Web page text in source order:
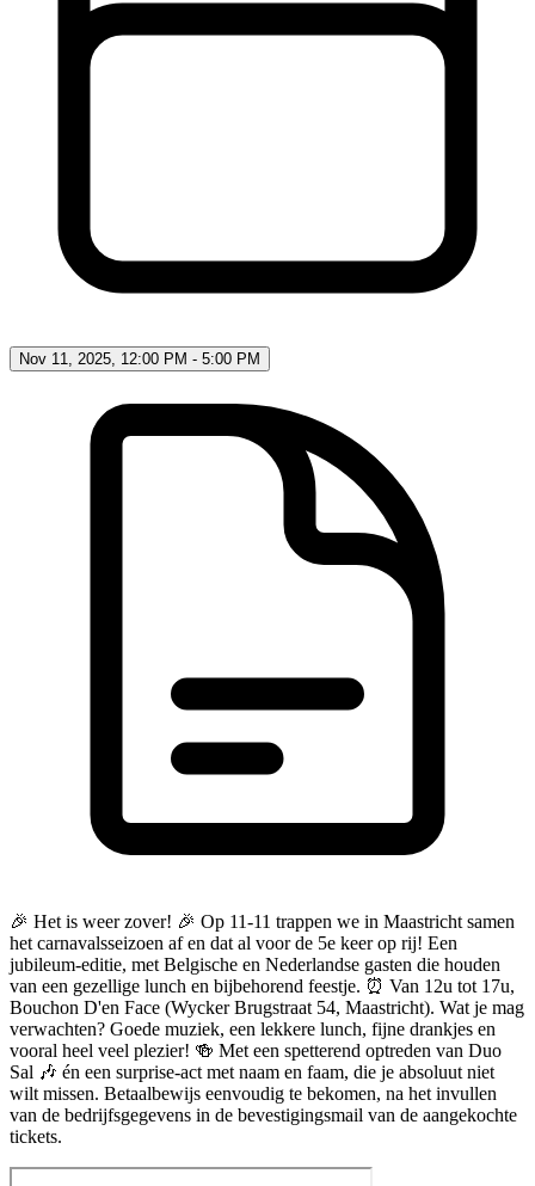
Nov 11, 2025, 12:00 PM - 5:00 PM
🎉 Het is weer zover! 🎉 Op 11-11 trappen we in Maastricht samen
het carnavalsseizoen af en dat al voor de 5e keer op rij! Een
jubileum-editie, met Belgische en Nederlandse gasten die houden
van een gezellige lunch en bijbehorend feestje. ⏰ Van 12u tot 17u,
Bouchon D'en Face (Wycker Brugstraat 54, Maastricht). Wat je mag
verwachten? Goede muziek, een lekkere lunch, fijne drankjes en
vooral heel veel plezier! 🍻 Met een spetterend optreden van Duo
Sal 🎶 én een surprise-act met naam en faam, die je absoluut niet
wilt missen. Betaalbewijs eenvoudig te bekomen, na het invullen
van de bedrijfsgegevens in de bevestigingsmail van de aangekochte
tickets.